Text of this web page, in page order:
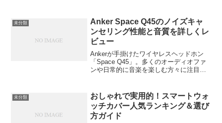
ったことがあります。幸い保証期間内だ
ったので助か...
未分類
Anker Space Q45のノイズキャ
ンセリング性能と音質を詳しくレ
ビュー
Ankerが手掛けたワイヤレスヘッドホン
「Space Q45」。多くのオーディオファ
ンや日常的に音楽を楽しむ方々に注目さ
います。この記事では、Anker Space
Q...
未分類
おしゃれで実用的！スマートウォ
ッチカバー人気ランキング＆選び
方ガイド